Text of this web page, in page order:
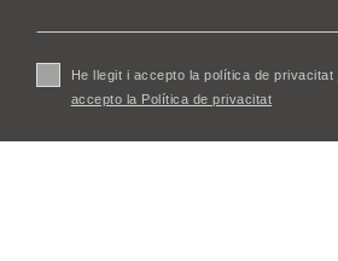
He llegit i accepto la política de privacitat
accepto la Política de privacitat